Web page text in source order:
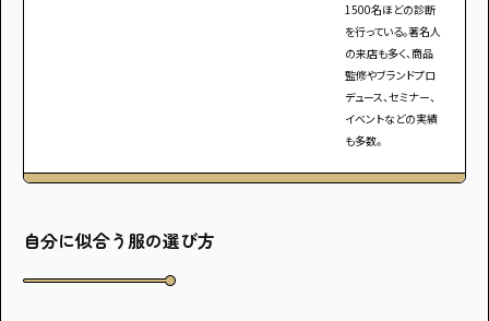
・読者プレゼント
・広告掲載のお問い合わせ
1500名ほどの診断
を行っている。著名人
の来店も多く、商品
監修やブランドプロ
デュース、セミナー、
イベントなどの実績
も多数。
自分に似合う服の選び方